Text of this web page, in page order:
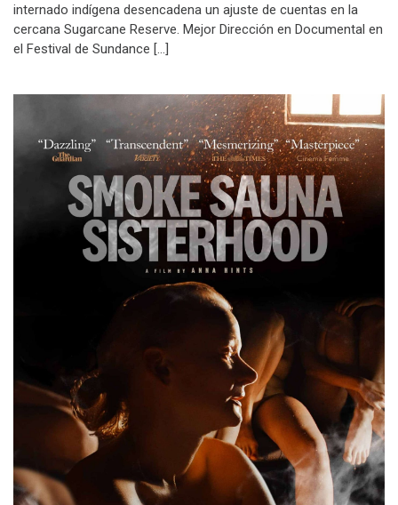
internado indígena desencadena un ajuste de cuentas en la
cercana Sugarcane Reserve. Mejor Dirección en Documental en
el Festival de Sundance […]